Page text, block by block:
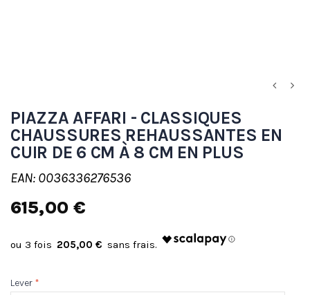
PIAZZA AFFARI - CLASSIQUES
CHAUSSURES REHAUSSANTES EN
CUIR DE 6 CM À 8 CM EN PLUS
EAN: 0036336276536
615,00 €
205,00 €
Lever *